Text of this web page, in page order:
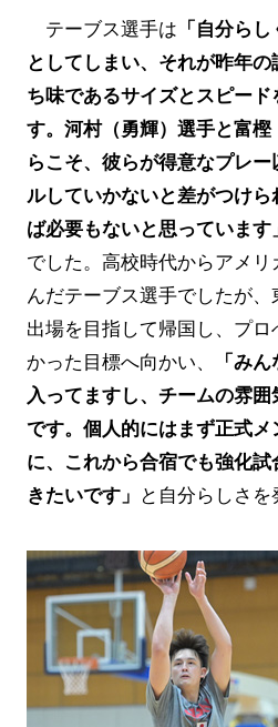
テーブス選手は 「自分ら
としてしまい、それが昨年
ち味であるサイズとスピー
す。河村（勇輝）選手と富
らこそ、彼らが得意なプレ
ルしていかないと差がつけら
ば必要もないと思っています
でした。高校時代からアメ
んだテーブス選手でしたが、
出場を目指して帰国し、プ
かった目標へ向かい、
「み
入ってますし、チームの雰
です。個人的にはまず正式メ
に、これから合宿でも強化
きたいです」 と自分らしさを